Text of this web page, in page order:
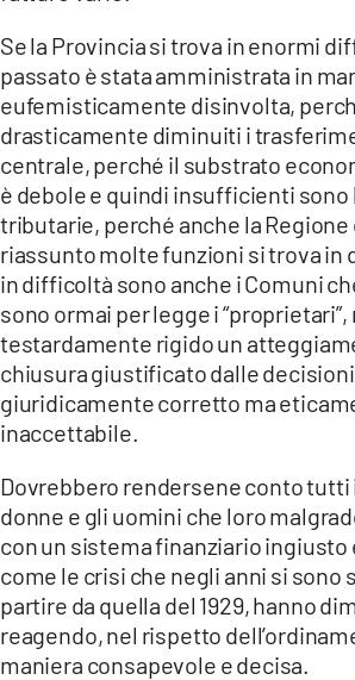
Se la Provincia si trova in enormi
passato è stata amministrata in
eufemisticamente disinvolta,
drasticamente diminuiti i
centrale, perché il substrato
è debole e quindi insufficienti sono
tributarie, perché anche la Regione
riassunto molte funzioni si trova in
in difficoltà sono anche i Comuni
sono ormai per legge i
testardamente rigido un
chiusura giustificato dalle
giuridicamente corretto ma
inaccettabile.
Dovrebbero rendersene conto
donne e gli uomini che loro
con un sistema finanziario ingiusto
come le crisi che negli anni si sono
partire da quella del 1929, hanno
reagendo, nel rispetto
maniera consapevole e decisa.